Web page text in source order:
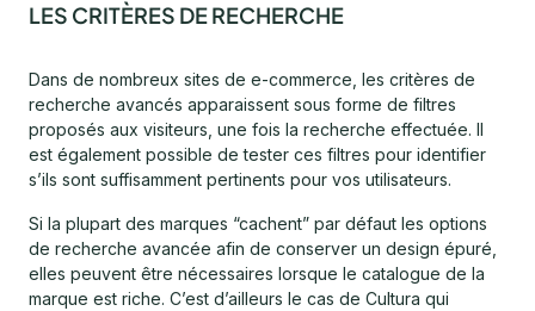
LES CRITÈRES DE RECHERCHE
Dans de nombreux sites de e-commerce, les critères de
recherche avancés apparaissent sous forme de filtres
proposés aux visiteurs, une fois la recherche effectuée. Il
est également possible de tester ces filtres pour identifier
s’ils sont suffisamment pertinents pour vos utilisateurs.
Si la plupart des marques “cachent” par défaut les options
de recherche avancée afin de conserver un design épuré,
elles peuvent être nécessaires lorsque le catalogue de la
marque est riche. C’est d’ailleurs le cas de Cultura qui